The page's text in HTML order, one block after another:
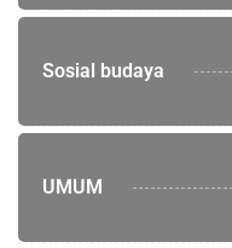
Sosial budaya
UMUM